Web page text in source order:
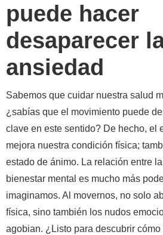
puede hacer
desaparecer
ansiedad
Sabemos que cuidar nuestra salud
¿sabías que el movimiento puede
clave en este sentido? De hecho, el
mejora nuestra condición física;
estado de ánimo. La relación entre
bienestar mental es mucho más
imaginamos. Al movernos, no solo
física, sino también los nudos
agobian. ¿Listo para descubrir